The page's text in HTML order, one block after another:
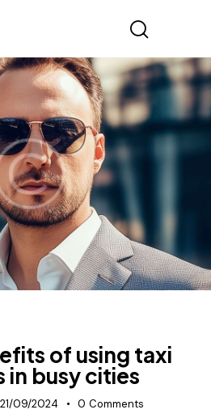
of using taxi
in busy cities
21/09/2024 0 Comments